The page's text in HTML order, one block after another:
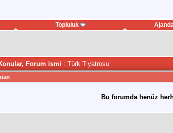
Topluluk
Forum ismi : Türk Tiyatrosu
Bu forumda henüz